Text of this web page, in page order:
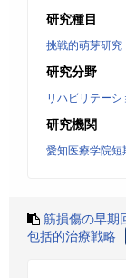
研究種目
挑戦的萌芽研究
研究分野
リハビリテー
研究機関
愛知医療学院短
筋損傷の早期
包括的治療戦略